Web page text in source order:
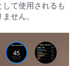
して使用されるも
せん。